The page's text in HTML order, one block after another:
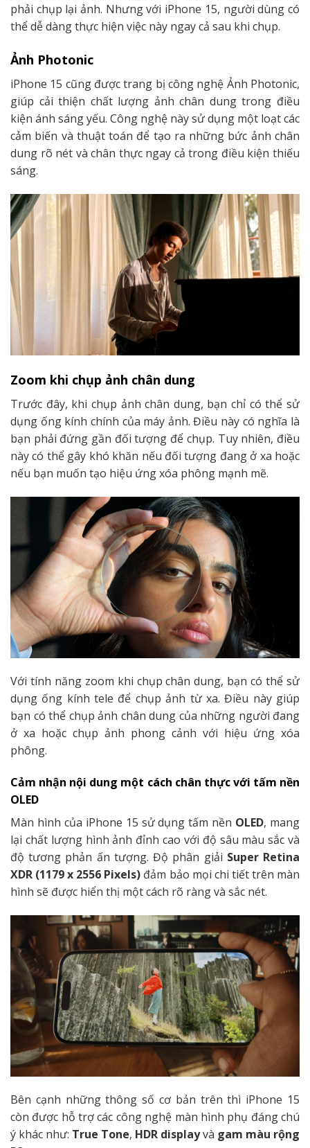
phải chụp lại ảnh. Nhưng với iPhone 15, người dùng có
thể dễ dàng thực hiện việc này ngay cả sau khi chụp.
Ảnh Photonic
iPhone 15 cũng được trang bị công nghệ Ảnh Photonic,
giúp cải thiện chất lượng ảnh chân dung trong điều
kiện ánh sáng yếu. Công nghệ này sử dụng một loạt các
cảm biến và thuật toán để tạo ra những bức ảnh chân
dung rõ nét và chân thực ngay cả trong điều kiện thiếu
sáng.
Zoom khi chụp ảnh chân dung
Trước đây, khi chụp ảnh chân dung, bạn chỉ có thể sử
dụng ống kính chính của máy ảnh. Điều này có nghĩa là
bạn phải đứng gần đối tượng để chụp. Tuy nhiên, điều
này có thể gây khó khăn nếu đối tượng đang ở xa hoặc
nếu bạn muốn tạo hiệu ứng xóa phông mạnh mẽ.
Với tính năng zoom khi chụp chân dung, bạn có thể sử
dụng ống kính tele để chụp ảnh từ xa. Điều này giúp
bạn có thể chụp ảnh chân dung của những người đang
ở xa hoặc chụp ảnh phong cảnh với hiệu ứng xóa
phông.
Cảm nhận nội dung một cách chân thực với tấm nền
OLED
Màn hình của iPhone 15 sử dụng tấm nền OLED, mang
lại chất lượng hình ảnh đỉnh cao với độ sâu màu sắc và
độ tương phản ấn tượng. Độ phân giải Super Retina
XDR (1179 x 2556 Pixels) đảm bảo mọi chi tiết trên màn
hình sẽ được hiển thị một cách rõ ràng và sắc nét.
Bên cạnh những thông số cơ bản trên thì iPhone 15
còn được hỗ trợ các công nghệ màn hình phụ đáng chú
ý khác như: True Tone, HDR displayvà gam màu rộng